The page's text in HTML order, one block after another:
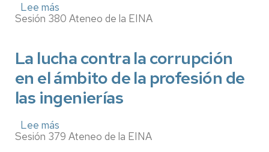
de
Lee más
Utilizando
lograr
cambios:
De
la
transparencia
presupuestaria
la
transparencia
Sesión 380 Ateneo de la EINA
La lucha contra la corrupción
en el ámbito de la profesión de
las ingenierías
Lee más
La
Sesión 379 Ateneo de la EINA